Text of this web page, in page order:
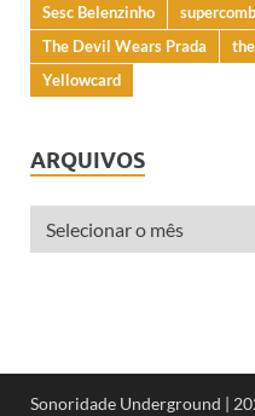
Sesc Belenzinho
The Devil Wears Prada
Yellowcard
ARQUIVOS
Sonoridade Underground |